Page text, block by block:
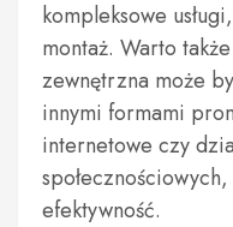
kompleksowe
montaż. Warto
zewnętrzna może
innymi formami
internetowe czy
efektywność.